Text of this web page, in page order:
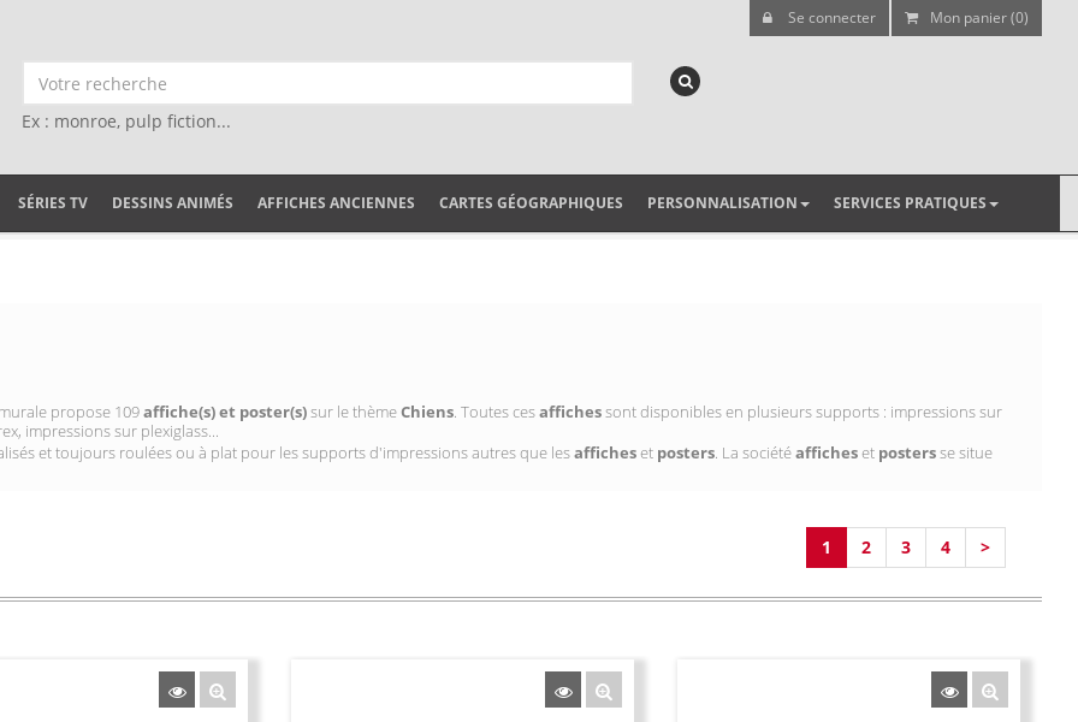
Se connecter Mon panier (0)
Ex : monroe, pulp fiction...
SÉRIES TV DESSINS ANIMÉS AFFICHES ANCIENNES CARTES GÉOGRAPHIQUES PERSONNALISATION SERVICES PRATIQUES
propose 109affiche(s) et poster(s)sur le thèmeChiens. Toutes cesaffichessont disponibles en plusieurs supports : impressions sur
impressions sur plexiglass...
et toujours roulées ou à plat pour les supports d'impressions autres que lesafficheset posters. La sociétéafficheset postersse situe
1 2 3 4 >